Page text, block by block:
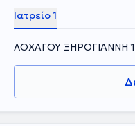
Ιατρείο 1
ΛΟΧΑΓΟΥ ΞΗΡΟΓΙΑΝΝΗ